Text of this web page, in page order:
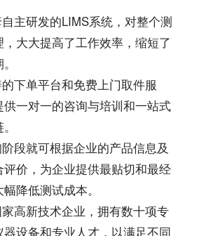
主研发的LIMS系统，对整个测
大大提高了工作效率，缩短了
下单平台和免费上门取件服
一对一的咨询与培训和一站式
段就可根据企业的产品信息及
价，为企业提供最贴切和最经
降低测试成本。
高新技术企业，拥有数十项专
设备和专业人才，以满足不同